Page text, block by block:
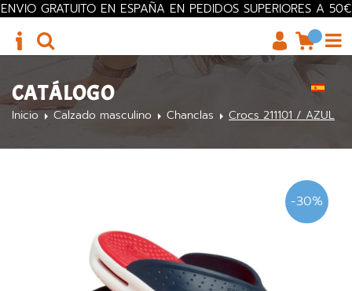
ENVIO GRATUITO EN ESPAÑA EN PEDIDOS SUPERIORES A 50€
CATÁLOGO
Inicio Calzado masculino Chanclas Crocs 211101 / AZUL
-30%